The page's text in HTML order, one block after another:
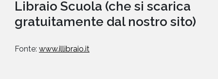
Libraio Scuola (che si scarica
gratuitamente dal nostro sito)
Fonte: www.illibraio.it